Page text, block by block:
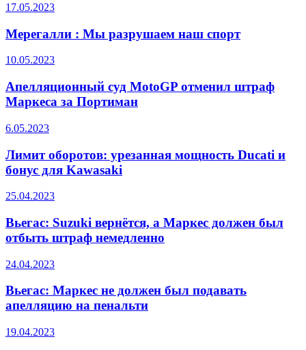
17.05.2023
Мерегалли : Мы разрушаем наш спорт
10.05.2023
Апелляционный суд MotoGP отменил штраф
Маркеса за Портиман
6.05.2023
Лимит оборотов: урезанная мощность Ducati и
бонус для Kawasaki
25.04.2023
Вьегас: Suzuki вернётся, а Маркес должен был
отбыть штраф немедленно
24.04.2023
Вьегас: Маркес не должен был подавать
апелляцию на пенальти
19.04.2023